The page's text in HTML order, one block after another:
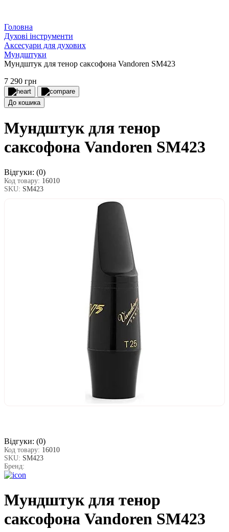
Головна
Духові інструменти
Аксесуари для духових
Мундштуки
Мундштук для тенор саксофона Vandoren SM423
7 290 грн
До кошика
Мундштук для тенор
саксофона Vandoren SM423
Відгуки: (0)
Код товару: 16010
SKU: SM423
Відгуки: (0)
Код товару: 16010
SKU: SM423
Бренд:
Мундштук для тенор
саксофона Vandoren SM423